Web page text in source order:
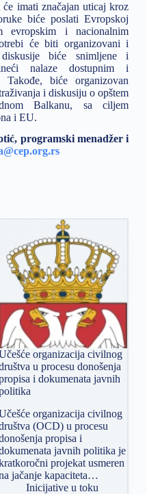
imati značajan uticaj kroz
biće poslati Evropskoj
evropskim i nacionalnim
će biti organizovani i
biće snimljene i
nalaze dostupnim i
biće organizovan
i diskusiju o opštem
Balkanu, sa ciljem
i EU.
programski menadžer i
organizacija civilnog
u procesu donošenja
i dokumenata javnih
organizacija civilnog
(OCD) u procesu
propisa i
javnih politika je
projekat usmeren
jačanje kapaciteta…
Inicijative u toku